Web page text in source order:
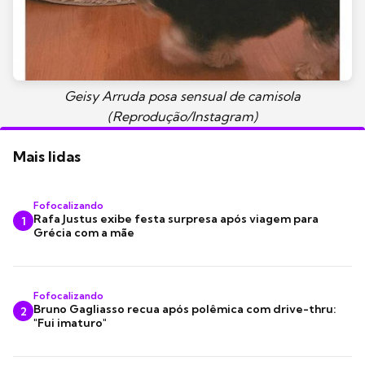
Geisy Arruda posa sensual de camisola
(Reprodução/Instagram)
Mais lidas
1
Fofocalizando
Rafa Justus exibe festa surpresa após viagem para
Grécia com a mãe
2
Fofocalizando
Bruno Gagliasso recua após polêmica com drive-thru:
"Fui imaturo"